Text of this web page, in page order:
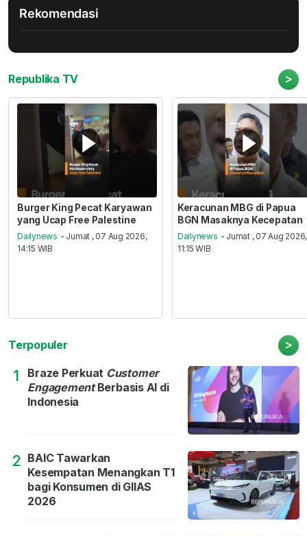
Rekomendasi
Republika TV >
Burger King Pecat Karyawan
yang Ucap Free Palestine
Dailynews - Jumat , 07 Aug 2026,
14:15 WIB
Keracunan MBG di Papua
BGN Masaknya Kecepatan
Dailynews - Jumat , 07 Aug 2026,
11:15 WIB
Terpopuler >
1 Braze Perkuat Customer
EngagementBerbasis AI di
Indonesia
2 BAIC Tawarkan
Kesempatan Menangkan T1
bagi Konsumen di GIIAS
2026